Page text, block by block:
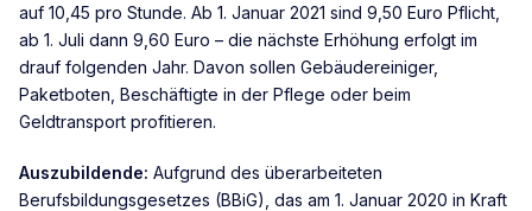
auf 10,45 pro Stunde. Ab 1. Januar 2021 sind 9,50 Euro Pflicht,
ab 1. Juli dann 9,60 Euro – die nächste Erhöhung erfolgt im
drauf folgenden Jahr. Davon sollen Gebäudereiniger,
Paketboten, Beschäftigte in der Pflege oder beim
Geldtransport profitieren.
Auszubildende: Aufgrund des überarbeiteten
Berufsbildungsgesetzes (BBiG), das am 1. Januar 2020 in Kraft